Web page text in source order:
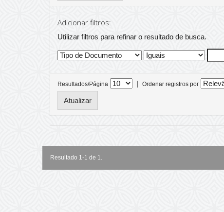
Adicionar filtros:
Utilizar filtros para refinar o resultado de busca.
Resultados/Página | Ordenar registros por
Resultado 1-1 de 1.